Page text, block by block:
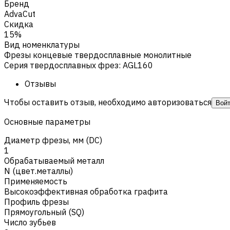
Бренд
AdvaCut
Скидка
15%
Вид номенклатуры
Фрезы концевые твердосплавные монолитные
Серия твердосплавных фрез: AGL160
Отзывы
Чтобы оставить отзыв, необходимо авторизоваться
Основные параметры
Диаметр фрезы, мм (DC)
1
Обрабатываемый металл
N (цвет.металлы)
Применяемость
Высокоэффективная обработка графита
Профиль фрезы
Прямоугольный (SQ)
Число зубьев